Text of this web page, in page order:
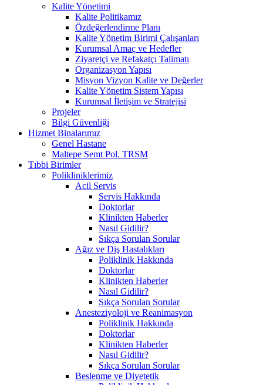
Kalite Yönetimi
Kalite Politikamız
Özdeğerlendirme Planı
Kalite Yönetim Birimi Çalışanları
Kurumsal Amaç ve Hedefler
Ziyaretçi ve Refakatçı Talimatı
Organizasyon Yapısı
Misyon Vizyon Kalite ve Değerler
Kalite Yönetim Sistem Yapısı
Kurumsal İletişim ve Stratejisi
Projeler
Bilgi Güvenliği
Hizmet Binalarımız
Genel Hastane
Maltepe Semt Pol. TRSM
Tıbbi Birimler
Polikliniklerimiz
Acil Servis
Servis Hakkında
Doktorlar
Klinikten Haberler
Nasıl Gidilir?
Sıkça Sorulan Sorular
Ağız ve Diş Hastalıkları
Poliklinik Hakkında
Doktorlar
Klinikten Haberler
Nasıl Gidilir?
Sıkça Sorulan Sorular
Anesteziyoloji ve Reanimasyon
Poliklinik Hakkında
Doktorlar
Klinikten Haberler
Nasıl Gidilir?
Sıkça Sorulan Sorular
Beslenme ve Diyetetik